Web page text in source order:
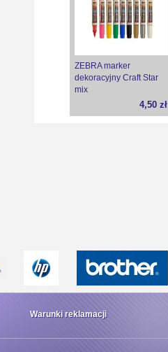
ZEBRA marker
dekoracyjny Craft Star
mix
4,50 zł
do cienkopisu różne
kolory 0,5mm BLS-
FRP5-B-S3
8,20 zł
Warunki reklamacji